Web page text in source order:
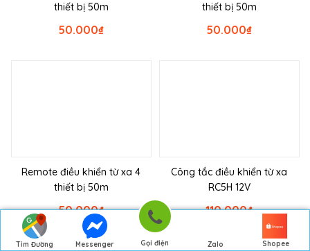
Tìm Đường
Messenger Gọi điện Zalo Shopee
thiết bị 50m
₫
50.000
thiết bị 50m
₫
50.000
Remote điều khiển từ xa 4
thiết bị 50m
₫
50.000
Công tắc điều khiển từ xa
RC5H 12V
₫
110.000